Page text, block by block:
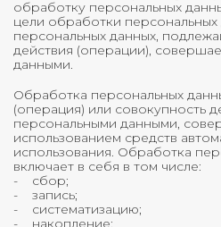
обработку персональных
цели обработки персональных
персональных данных,
действия (операции),
данными.
Обработка персональных
(операция) или совокупность
персональными данными,
использованием средств
использования. Обработка
включает в себя в том числе:
- сбор;
- запись;
- систематизацию;
- накопление;